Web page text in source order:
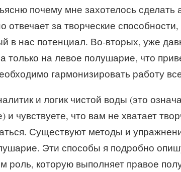
почему мне захотелось
отвечает за творческие
в нас потенциал. Во-вторых, уже
только на левое полушарие, что
гармонизировать работу
и логик чистой воды (это
и чувствуете, что вам не хватает
Существуют методы и
Эти способы я подробно
роль, которую выполняет правое